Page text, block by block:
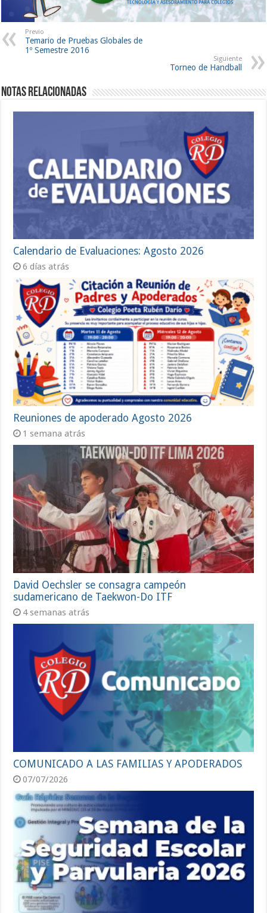
Previo
Temario de Pruebas Globales de
1º Semestre 2016
Siguiente
Torneo de Handball
Notas Relacionadas
Calendario de Evaluaciones: Agosto 2026
6 días atrás
Reuniones de apoderado Agosto 2026
1 semana atrás
David Oechsler se consagra campeón
sudamericano de Taekwon-Do ITF
4 semanas atrás
COMUNICADO A LAS FAMILIAS Y APODERADOS
07/07/2026